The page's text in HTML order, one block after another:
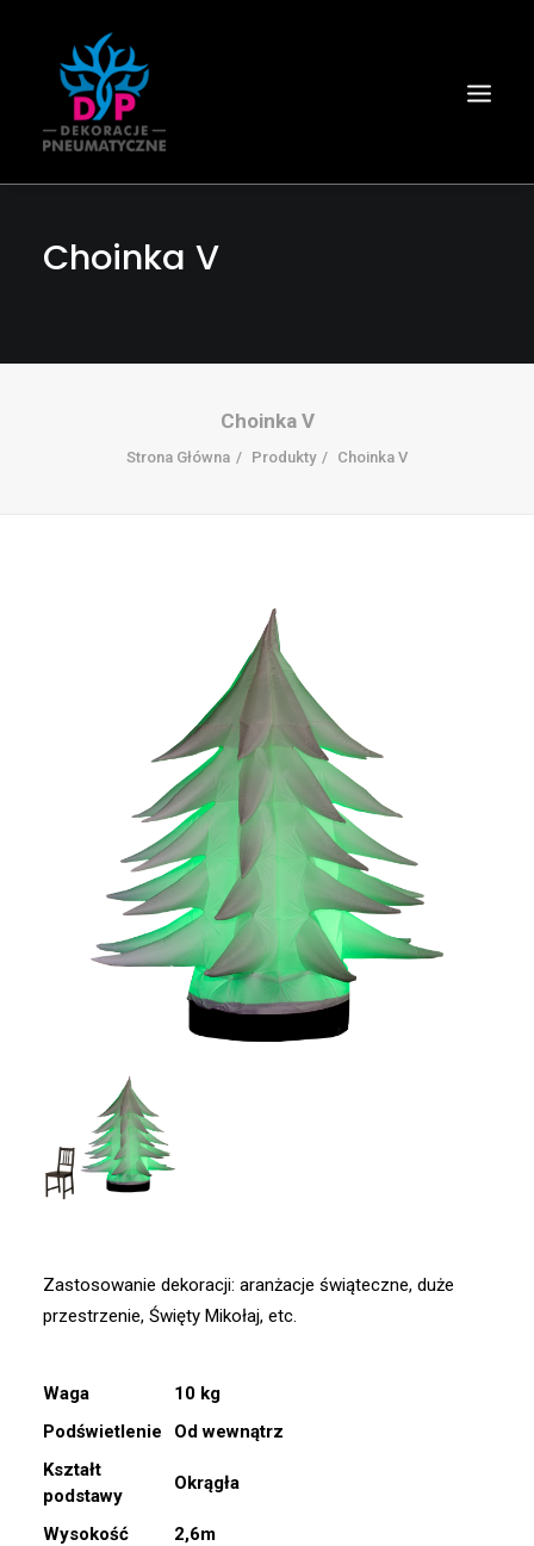
Choinka V
Choinka V
Strona Główna Produkty Choinka V
Zastosowanie dekoracji: aranżacje świąteczne, duże
przestrzenie, Święty Mikołaj, etc.
Waga
10 kg
Podświetlenie
Od wewnątrz
Kształt
podstawy
Okrągła
Wysokość
2,6m